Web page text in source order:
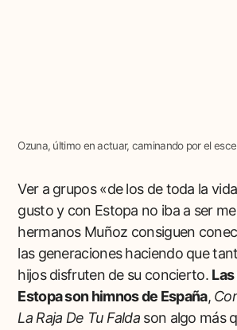
Ozuna, último en actuar, caminando por el
Ver a grupos «de los de toda la
gusto y con Estopa no iba a ser
hermanos Muñoz consiguen
las generaciones haciendo que
hijos disfruten de su concierto.
Estopa son himnos de España,
La Raja De Tu Falda son algo más